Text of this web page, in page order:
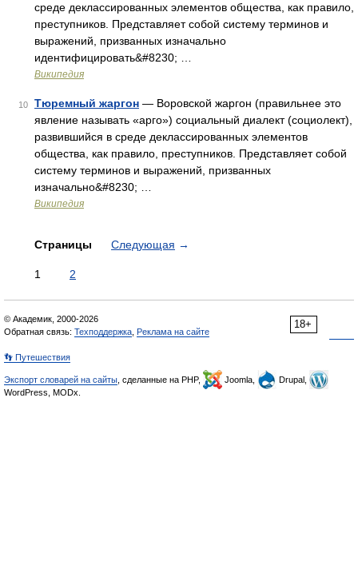
среде деклассированных элементов общества, как правило,
преступников. Представляет собой систему терминов и
выражений, призванных изначально
идентифицировать&#8230; …
Википедия
10 Тюремный жаргон — Воровской жаргон (правильнее это
явление называть «арго») социальный диалект (социолект),
развившийся в среде деклассированных элементов
общества, как правило, преступников. Представляет собой
систему терминов и выражений, призванных
изначально&#8230; …
Википедия
Страницы Следующая →
1 2
18+
© Академик, 2000-2026
Обратная связь: Техподдержка Реклама на сайте
👣 Путешествия
Экспорт словарей на сайты , сделанные на PHP, Joomla,
Drupal,
WordPress, MODx.